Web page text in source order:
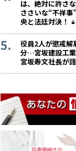
は、絶対に許さ
ささいな“不祥事
央と法廷対決！
役員2人が懲戒解
分…宮坂建設工業
宮坂寿文社長が